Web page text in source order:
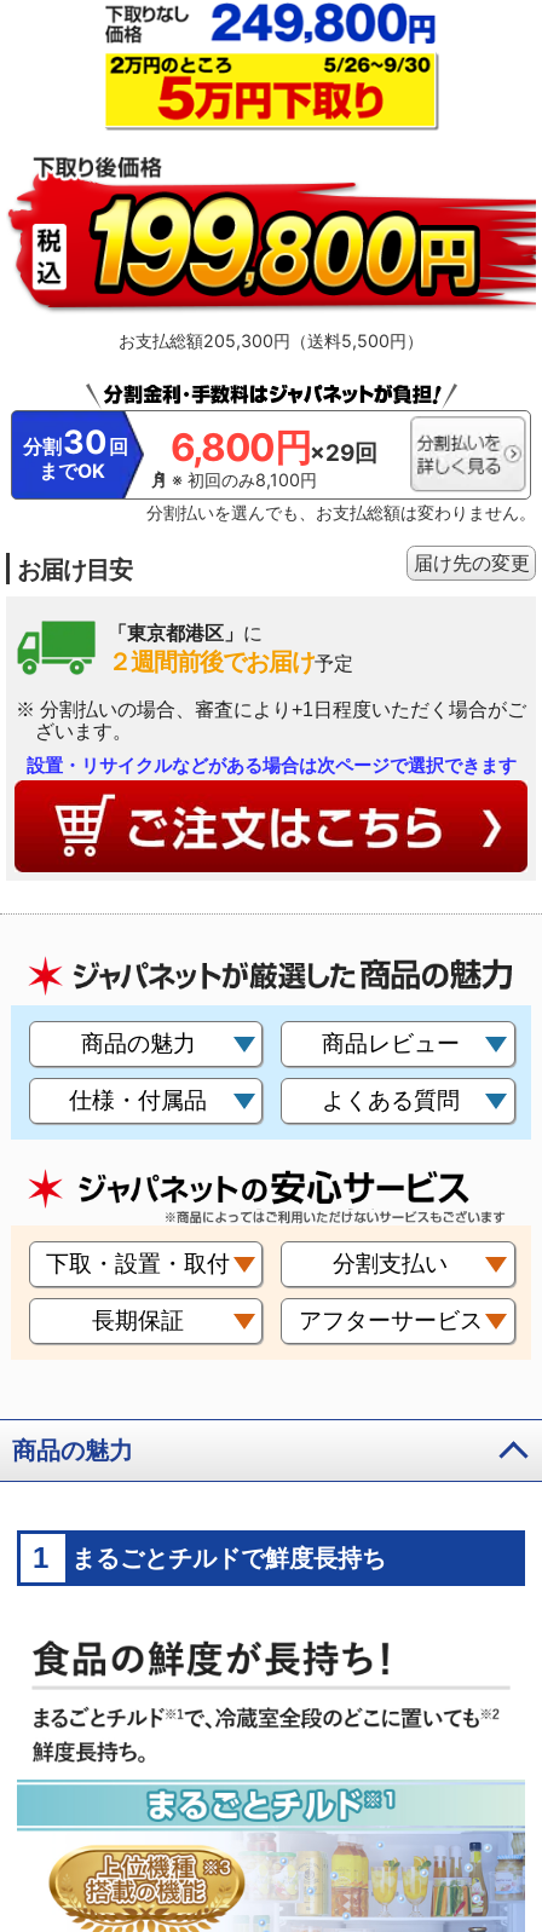
ではありません。
※7 メーカー調べ。新鮮な食材を保存した場合。食品の種
類・状態・量によって効果が異なります。
※8 賞味・消費期限を延ばす効果は
なく、表記の保存期間を保証するものではありません。
※9 2025年10月時
※10 [霜ブロックスペース]は冷凍室下段1,2段目。メーカー調べ。冷蔵庫
の使用状況や、食品の種類・状態・量・包装状態などによって、効果は異なり
※11 冷凍室下段2段目（霜ブロック、冷凍標準設定）と冷凍室下段3段
目（通常冷凍、冷凍標準設定）との比較。室温約20℃、ドア開閉なし。【肉】
取り出した合いびき肉の質量減少率を測定。2段目：1.8％、3段目：4.7％
※12 メーカー調べ。食品の種類・状態・量によって効果は異なります。
賞味・消費期限を延ばす効果はなく、保存期間を保証するものではない。室温
約20℃、うるおい野菜室下段スペースに収納可能な量の野菜をラップなし、ド
ア開閉なしで7日間保存。うるおい野菜室未搭載冷蔵庫にも容積比で同程度の野
菜を収納。
※14 カゴ33Lで算出。
※15 電気料金目安単価31円/kWh（税込）
をもとに算出。
※16 環境省「省エネ製品買換ナビゲーションしんきゅうさ
ん」のデータをもとに算出。
お支払総額205,300円（送料5,500円）
分割 30 回
までOK
6,800円×29回
※ 初回のみ8,100円
分割払いを選んでも、お支払総額は変わりません。
お届け目安
「東京都港区」 に
２週間前後でお届け予定
※ 分割払いの場合、審査により+1日程度いただく場合がご
ざいます。
届け先の変更
設置・リサイクルなどがある場合は次ページで選択できます
商品の魅力 商品レビュー
仕様・付属品 よくある質問
下取・設置・取付 分割支払い
長期保証 アフターサービス
商品の魅力
1 まるごとチルドで鮮度長持ち